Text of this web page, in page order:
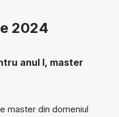
2024
anul I, master
master din domeniul